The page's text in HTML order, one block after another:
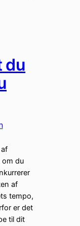
du
om du
af
tempo,
er det
til dit